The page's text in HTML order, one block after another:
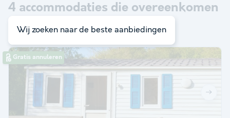
4 accommodaties die overeenkomen
met je zoekopdracht
Gratis annuleren
Wij zoeken naar de beste aanbiedingen